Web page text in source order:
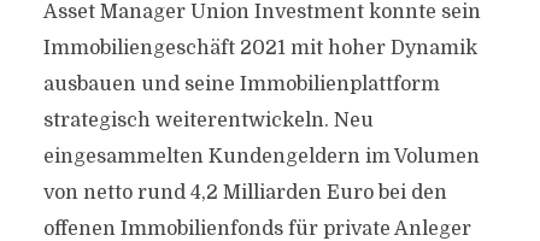
Asset Manager Union Investment konnte sein
Immobiliengeschäft 2021 mit hoher Dynamik
ausbauen und seine Immobilienplattform
strategisch weiterentwickeln. Neu
eingesammelten Kundengeldern im Volumen
von netto rund 4,2 Milliarden Euro bei den
offenen Immobilienfonds für private Anleger